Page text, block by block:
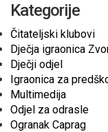
Kategorije
Čitateljski klubovi
Dječja igraonica
Dječji odjel
Igraonica za
Multimedija
Odjel za odrasle
Ogranak Caprag